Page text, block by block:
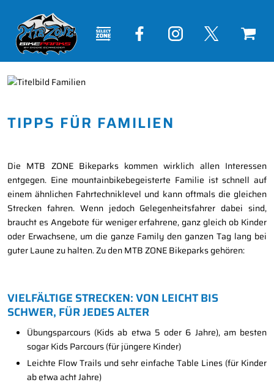
TIPPS FÜR FAMILIEN
Die MTB ZONE Bikeparks kommen wirklich allen Interessen
entgegen. Eine mountainbikebegeisterte Familie ist schnell auf
einem ähnlichen Fahrtechniklevel und kann oftmals die gleichen
Strecken fahren. Wenn jedoch Gelegenheitsfahrer dabei sind,
braucht es Angebote für weniger erfahrene, ganz gleich ob Kinder
oder Erwachsene, um die ganze Family den ganzen Tag lang bei
guter Laune zu halten. Zu den MTB ZONE Bikeparks gehören:
VIELFÄLTIGE STRECKEN: VON LEICHT BIS
SCHWER, FÜR JEDES ALTER
Übungsparcours (Kids ab etwa 5 oder 6 Jahre), am besten
sogar Kids Parcours (für jüngere Kinder)
Leichte Flow Trails und sehr einfache Table Lines (für Kinder
ab etwa acht Jahre)